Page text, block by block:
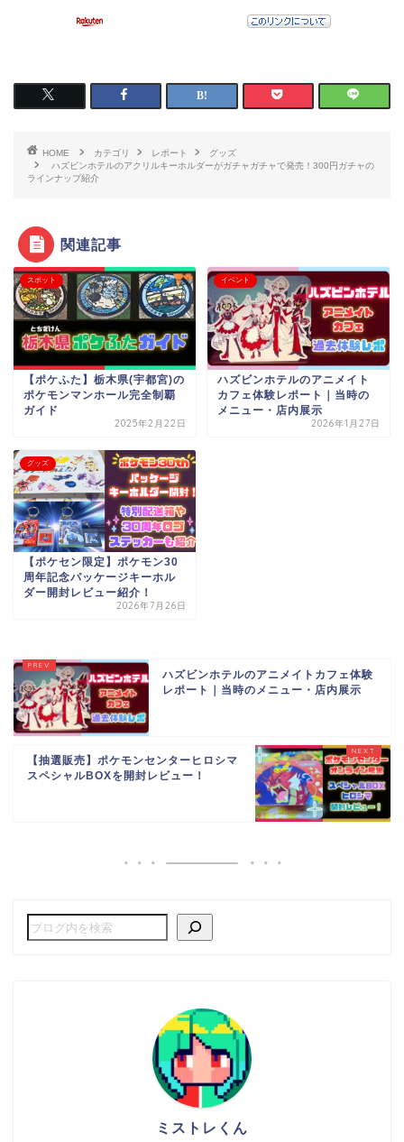
HOME カテゴリ レポート
グッズ
ハズビンホテルのアクリルキーホルダーがガチャガチャで発売！300円ガチャの
ラインナップ紹介
関連記事
スポット
【ポケふた】栃木県(宇都宮)の
ポケモンマンホール完全制覇
ガイド
2025年2月22日
イベント
ハズビンホテルのアニメイト
カフェ体験レポート｜当時の
メニュー・店内展示
2026年1月27日
グッズ
【ポケセン限定】ポケモン30
周年記念パッケージキーホル
ダー開封レビュー紹介！
2026年7月26日
ハズビンホテルのアニメイトカフェ体験
レポート｜当時のメニュー・店内展示
【抽選販売】ポケモンセンターヒロシマ
スペシャルBOXを開封レビュー！
ミストレくん